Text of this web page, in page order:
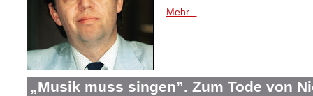
Mehr...
„Musik muss singen”. Zum Tode von